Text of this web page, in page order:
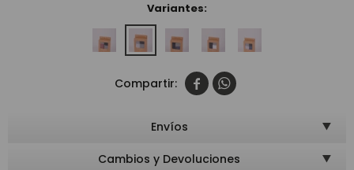
Variantes:
 
Envíos
Cambios y Devoluciones